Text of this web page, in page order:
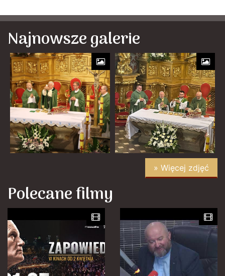
Najnowsze galerie
» Więcej zdjęć
Polecane filmy